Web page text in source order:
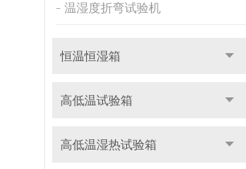
温湿度折弯试验机
恒温恒湿箱
高低温试验箱
高低温湿热试验箱